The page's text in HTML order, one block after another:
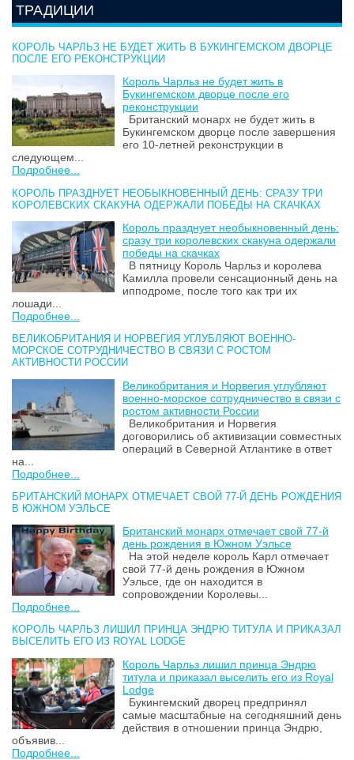
ТРАДИЦИИ
КОРОЛЬ ЧАРЛЬЗ НЕ БУДЕТ ЖИТЬ В БУКИНГЕМСКОМ ДВОРЦЕ
ПОСЛЕ ЕГО РЕКОНСТРУКЦИИ
Король Чарльз не будет жить в
Букингемском дворце после его
реконструкции
Британский монарх не будет жить в
Букингемском дворце после завершения
его 10-летней реконструкции в
следующем...
Подробнее...
КОРОЛЬ ПРАЗДНУЕТ НЕОБЫКНОВЕННЫЙ ДЕНЬ: СРАЗУ ТРИ
КОРОЛЕВСКИХ СКАКУНА ОДЕРЖАЛИ ПОБЕДЫ НА СКАЧКАХ
Король празднует необыкновенный день:
сразу три королевских скакуна одержали
победы на скачках
В пятницу Король Чарльз и королева
Камилла провели сенсационный день на
ипподроме, после того как три их
лошади...
Подробнее...
ВЕЛИКОБРИТАНИЯ И НОРВЕГИЯ УГЛУБЛЯЮТ ВОЕННО-
МОРСКОЕ СОТРУДНИЧЕСТВО В СВЯЗИ С РОСТОМ
АКТИВНОСТИ РОССИИ
Великобритания и Норвегия углубляют
военно-морское сотрудничество в связи с
ростом активности России
Великобритания и Норвегия
договорились об активизации совместных
операций в Северной Атлантике в ответ
на...
Подробнее...
БРИТАНСКИЙ МОНАРХ ОТМЕЧАЕТ СВОЙ 77-Й ДЕНЬ РОЖДЕНИЯ
В ЮЖНОМ УЭЛЬСЕ
Британский монарх отмечает свой 77-й
день рождения в Южном Уэльсе
На этой неделе король Карл отмечает
свой 77-й день рождения в Южном
Уэльсе, где он находится в
сопровождении Королевы...
Подробнее...
КОРОЛЬ ЧАРЛЬЗ ЛИШИЛ ПРИНЦА ЭНДРЮ ТИТУЛА И ПРИКАЗАЛ
ВЫСЕЛИТЬ ЕГО ИЗ ROYAL LODGE
Король Чарльз лишил принца Эндрю
титула и приказал выселить его из Royal
Lodge
Букингемский дворец предпринял
самые масштабные на сегодняшний день
действия в отношении принца Эндрю,
объявив...
Подробнее...